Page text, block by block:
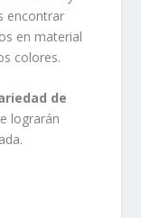
encontrar
en material
colores.
de
lograrán